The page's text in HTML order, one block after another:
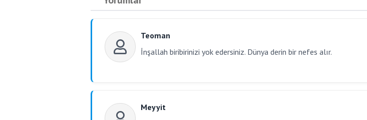
Teoman
İnşallah biribirinizi yok edersiniz. Dünya derin bir nefes alır.
Meyyit